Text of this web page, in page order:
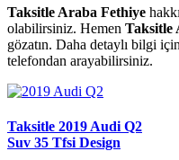
Taksitle Araba Fethiye
olabilirsiniz. Hemen Taksitle
gözatın. Daha detaylı bilgi
telefondan arayabilirsiniz.
Taksitle 2019 Audi Q2
Suv 35 Tfsi Design